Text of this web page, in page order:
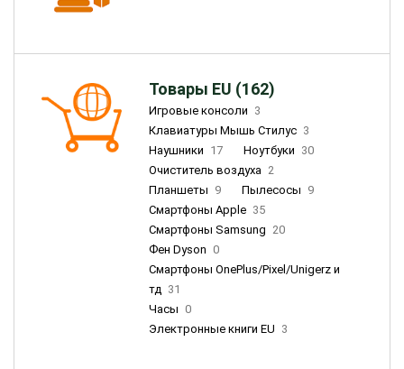
Товары EU (162)
Игровые консоли 3
Клавиатуры Мышь Стилус 3
Наушники 17 Ноутбуки 30
Очиститель воздуха 2
Планшеты 9 Пылесосы 9
Смартфоны Apple 35
Смартфоны Samsung 20
Фен Dyson 0
Смартфоны OnePlus/Pixel/Unigerz и
тд 31
Часы 0
Электронные книги EU 3